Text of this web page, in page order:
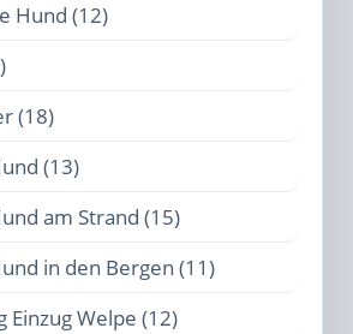
Hund (12)
(18)
(13)
am Strand (15)
in den Bergen (11)
Einzug Welpe (12)